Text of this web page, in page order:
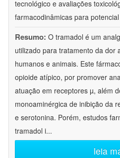
tecnológico e avaliações
farmacodinâmicas para
Resumo: O tramadol é um
utilizado para tratamento da dor
humanos e animais. Este
opioide atípico, por promover
atuação em receptores µ, além
monoaminérgica de inibição da
e serotonina. Porém, estudos
tramadol i...
leia